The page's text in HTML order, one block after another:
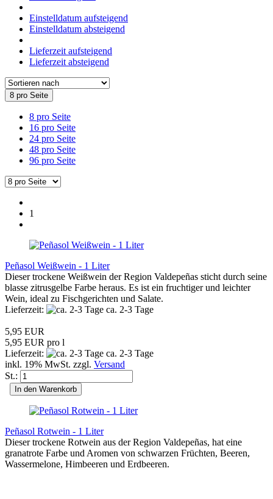
Einstelldatum aufsteigend
Einstelldatum absteigend
Lieferzeit aufsteigend
Lieferzeit absteigend
8 pro Seite
8 pro Seite
16 pro Seite
24 pro Seite
48 pro Seite
96 pro Seite
1
Peñasol Weißwein - 1 Liter
Dieser trockene Weißwein der Region Valdepeñas sticht durch seine
blasse zitrusgelbe Farbe heraus. Es ist ein fruchtiger und leichter
Wein, ideal zu Fischgerichten und Salate.
Lieferzeit:
ca. 2-3 Tage
5,95 EUR
5,95 EUR pro l
Lieferzeit:
ca. 2-3 Tage
inkl. 19% MwSt. zzgl. Versand
St.:
In den Warenkorb
Peñasol Rotwein - 1 Liter
Dieser trockene Rotwein aus der Region Valdepeñas, hat eine
granatrote Farbe und Aromen von schwarzen Früchten, Beeren,
Wassermelone, Himbeeren und Erdbeeren.